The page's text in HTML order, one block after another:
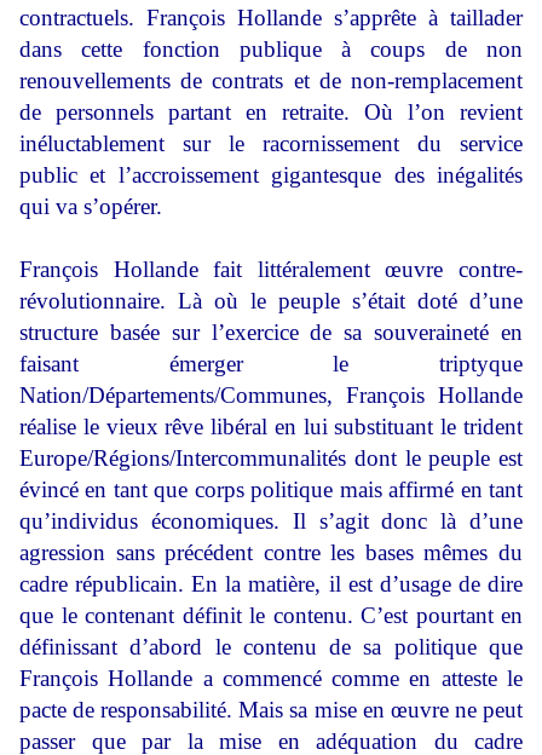
contractuels. François Hollande s’apprête à taillader
dans cette fonction publique à coups de non
renouvellements de contrats et de non-remplacement
de personnels partant en retraite. Où l’on revient
inéluctablement sur le racornissement du service
public et l’accroissement gigantesque des inégalités
qui va s’opérer.
François Hollande fait littéralement œuvre contre-
révolutionnaire. Là où le peuple s’était doté d’une
structure basée sur l’exercice de sa souveraineté en
faisant émerger le triptyque
Nation/Départements/Communes, François Hollande
réalise le vieux rêve libéral en lui substituant le trident
Europe/Régions/Intercommunalités dont le peuple est
évincé en tant que corps politique mais affirmé en tant
qu’individus économiques. Il s’agit donc là d’une
agression sans précédent contre les bases mêmes du
cadre républicain. En la matière, il est d’usage de dire
que le contenant définit le contenu. C’est pourtant en
définissant d’abord le contenu de sa politique que
François Hollande a commencé comme en atteste le
pacte de responsabilité. Mais sa mise en œuvre ne peut
passer que par la mise en adéquation du cadre